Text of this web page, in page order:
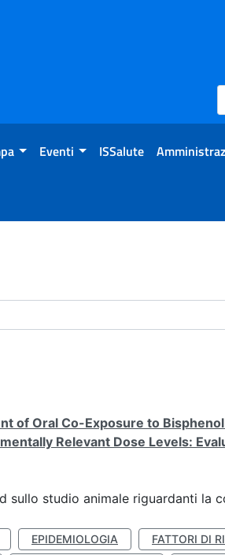
Eventi ISSalute
of Oral Co-Exposure to
Relevant Dose Levels:
sullo studio animale riguardanti la
EPIDEMIOLOGIA FATTORI DI